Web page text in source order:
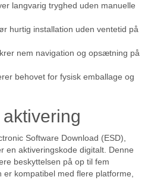
langvarig tryghed uden manuelle
hurtig installation uden ventetid på
nem navigation og opsætning på
behovet for fysisk emballage og
Software Download (ESD),
en aktiveringskode digitalt. Denne
beskyttelsen på op til fem
kompatibel med flere platforme,